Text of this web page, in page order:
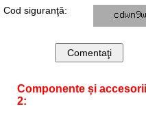
Cod siguranţă:
Componente și
2: